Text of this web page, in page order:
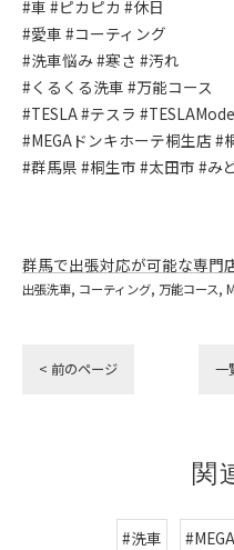
#車 #ピカピカ #休日
#愛車 #コーティング
#洗車悩み #寒さ #汚れ
#くるくる洗車 #万能コース
#TESLA #テスラ
#MEGAドンキホーテ桐生店 #
#群馬県 #桐生市 #太田市 #み
群馬で出張対応が可能な専門
出張洗車 コーティング 万能コース
< 前のページ 一
関
#洗車